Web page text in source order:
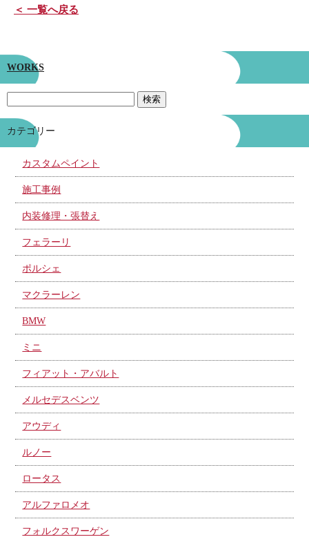
＜ 一覧へ戻る
WORKS
カテゴリー
カスタムペイント
施工事例
内装修理・張替え
フェラーリ
ポルシェ
マクラーレン
BMW
ミニ
フィアット・アバルト
メルセデスベンツ
アウディ
ルノー
ロータス
アルファロメオ
フォルクスワーゲン